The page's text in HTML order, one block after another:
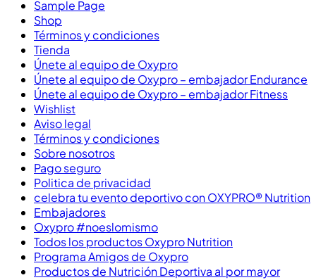
Sample Page
Shop
Términos y condiciones
Tienda
Únete al equipo de Oxypro
Únete al equipo de Oxypro – embajador Endurance
Únete al equipo de Oxypro – embajador Fitness
Wishlist
Aviso legal
Términos y condiciones
Sobre nosotros
Pago seguro
Politica de privacidad
celebra tu evento deportivo con OXYPRO® Nutrition
Embajadores
Oxypro #noeslomismo
Todos los productos Oxypro Nutrition
Programa Amigos de Oxypro
Productos de Nutrición Deportiva al por mayor